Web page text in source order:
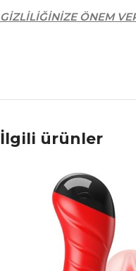
GİZLİLİĞİNİZE ÖNEM
İlgili ürünler